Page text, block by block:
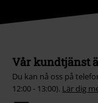
Vår kundtjänst
Du kan nå oss på
12:00 - 13:00). Lär dig